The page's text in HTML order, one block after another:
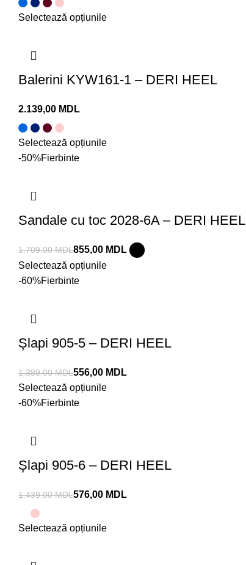
Selectează opțiunile
Balerini KYW161-1 – DERI HEEL
MDL
Selectează opțiunile
-50%Fierbinte
Sandale cu toc 2028-6A – DERI HEEL
1.709,00MDL855,00 MDL
Selectează opțiunile
-60%Fierbinte
Șlapi 905-5 – DERI HEEL
1.389,00MDL556,00 MDL
Selectează opțiunile
-60%Fierbinte
Șlapi 905-6 – DERI HEEL
1.439,00MDL576,00 MDL
Selectează opțiunile